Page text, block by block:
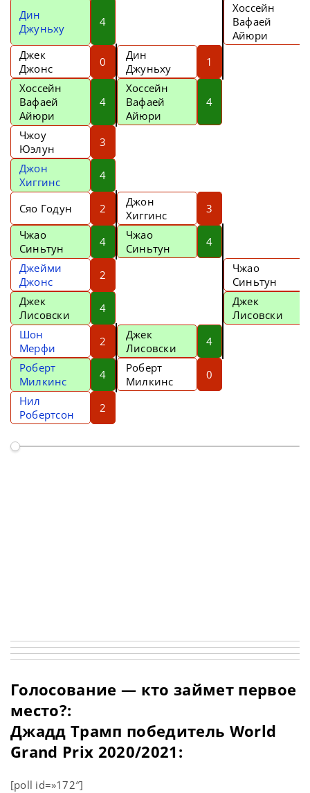
Дин
Джуньху
4
Хоссейн
Вафаей
Айюри
Джек
Джонс
0
Дин
Джуньху
1
Хоссейн
Вафаей
Айюри
4
Хоссейн
Вафаей
Айюри
4
Чжоу
Юэлун
3
Джон
Хиггинс
4
Сяо Годун 2
Джон
Хиггинс
3
Чжао
Синьтун
4
Чжао
Синьтун
4
Джейми
Джонс
2
Чжао
Синьтун
Джек
Лисовски
4
Джек
Лисовски
Шон
Мерфи
2
Джек
Лисовски
4
Роберт
Милкинс
4
Роберт
Милкинс
0
Нил
Робертсон
2
Голосование — кто займет первое
место?:
Джадд Трамп победитель World
Grand Prix 2020/2021:
[poll id=»172″]